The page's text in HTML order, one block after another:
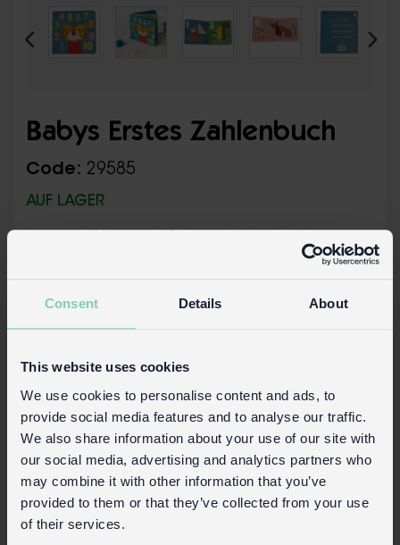
Consent Details About
This website uses cookies
We use cookies to personalise content and ads, to
provide social media features and to analyse our traffic.
We also share information about your use of our site with
our social media, advertising and analytics partners who
may combine it with other information that you’ve
provided to them or that they’ve collected from your use
of their services.
Babys Erstes Zahlenbuch
Code: 29585
AUF LAGER
Produktinformationen
Kaufen Sie auf unserer Einzelhandelsseite